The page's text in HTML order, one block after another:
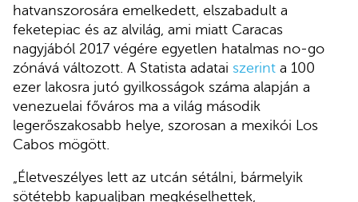
hatvanszorosára emelkedett, elszabadult a
feketepiac és az alvilág, ami miatt Caracas
nagyjából 2017 végére egyetlen hatalmas no-go
zónává változott. A Statista adatai szerint a 100
ezer lakosra jutó gyilkosságok száma alapján a
venezuelai főváros ma a világ második
legerőszakosabb helye, szorosan a mexikói Los
Cabos mögött.
„Életveszélyes lett az utcán sétálni, bármelyik
sötétebb kapualjban megkéselhettek,